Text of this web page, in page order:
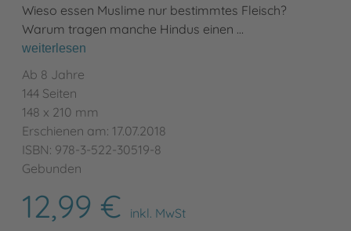
Wieso essen Muslime nur bestimmtes Fleisch?
Warum tragen manche Hindus einen …
weiterlesen
Ab 8 Jahre
144 Seiten
148 x 210 mm
Erschienen am: 17.07.2018
ISBN: 978-3-522-30519-8
Gebunden
12,99 €
inkl. MwSt